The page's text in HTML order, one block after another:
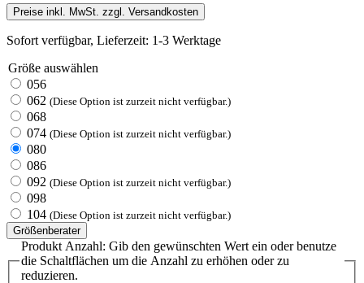
Preise inkl. MwSt. zzgl. Versandkosten
Sofort verfügbar, Lieferzeit: 1-3 Werktage
Größe auswählen
056
062 (Diese Option ist zurzeit nicht verfügbar.)
068
074 (Diese Option ist zurzeit nicht verfügbar.)
080
086
092 (Diese Option ist zurzeit nicht verfügbar.)
098
104 (Diese Option ist zurzeit nicht verfügbar.)
Größenberater
Produkt Anzahl: Gib den gewünschten Wert ein oder benutze
die Schaltflächen um die Anzahl zu erhöhen oder zu
reduzieren.